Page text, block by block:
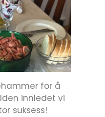
for å
innledet vi
suksess!